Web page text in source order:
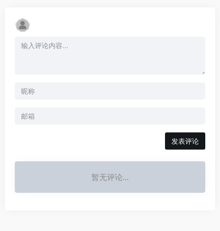
发表评论
暂无评论...